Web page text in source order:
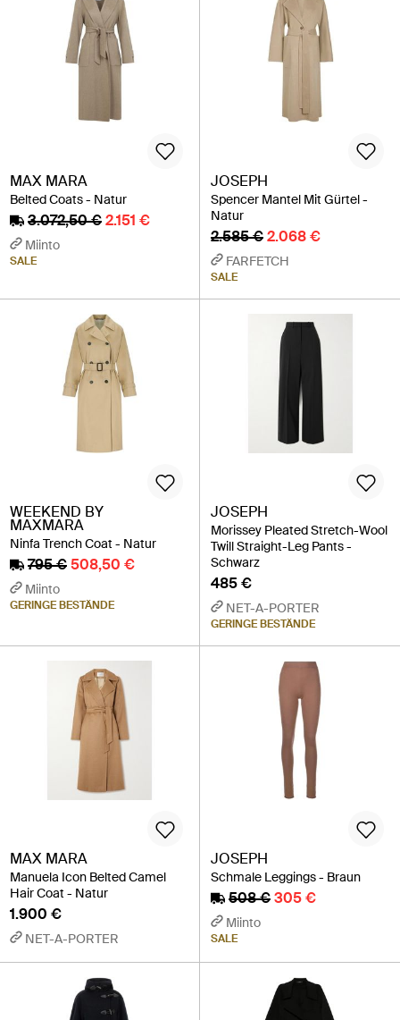
MAX MARA
Belted Coats - Natur
3.072,50 €2.151 €
Miinto
SALE
JOSEPH
Spencer Mantel Mit Gürtel -
Natur
2.585 €2.068 €
FARFETCH
SALE
WEEKEND BY
MAXMARA
Ninfa Trench Coat - Natur
795 €508,50 €
Miinto
GERINGE BESTÄNDE
JOSEPH
Morissey Pleated Stretch-Wool
Twill Straight-Leg Pants -
Schwarz
485 €
NET-A-PORTER
GERINGE BESTÄNDE
MAX MARA
Manuela Icon Belted Camel
Hair Coat - Natur
1.900 €
NET-A-PORTER
JOSEPH
Schmale Leggings - Braun
508 €305 €
Miinto
SALE